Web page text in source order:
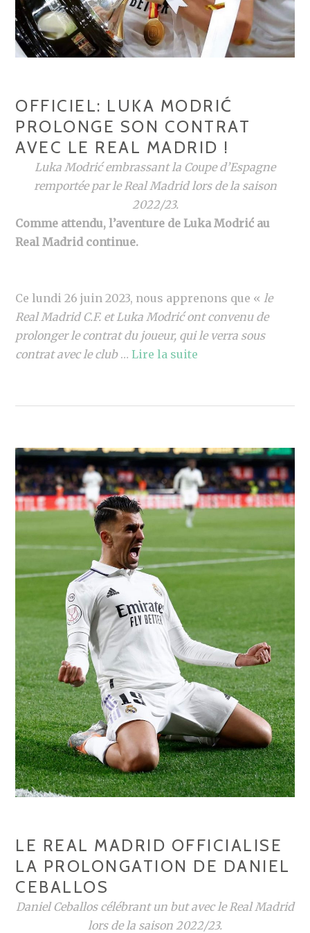
OFFICIEL: LUKA MODRIĆ
PROLONGE SON CONTRAT
AVEC LE REAL MADRID !
Luka Modrić embrassant la Coupe d’Espagne
remportée par le Real Madrid lors de la saison
2022/23.
Comme attendu, l’aventure de Luka Modrić au
Real Madrid continue.
Ce lundi 26 juin 2023, nous apprenons que «le
Real Madrid C.F. et Luka Modrić ont convenu de
prolonger le contrat du joueur, qui le verra sous
contrat avec le club …Lire la suite
LE REAL MADRID OFFICIALISE
LA PROLONGATION DE DANIEL
CEBALLOS
Daniel Ceballos célébrant un but avec le Real Madrid
lors de la saison 2022/23.